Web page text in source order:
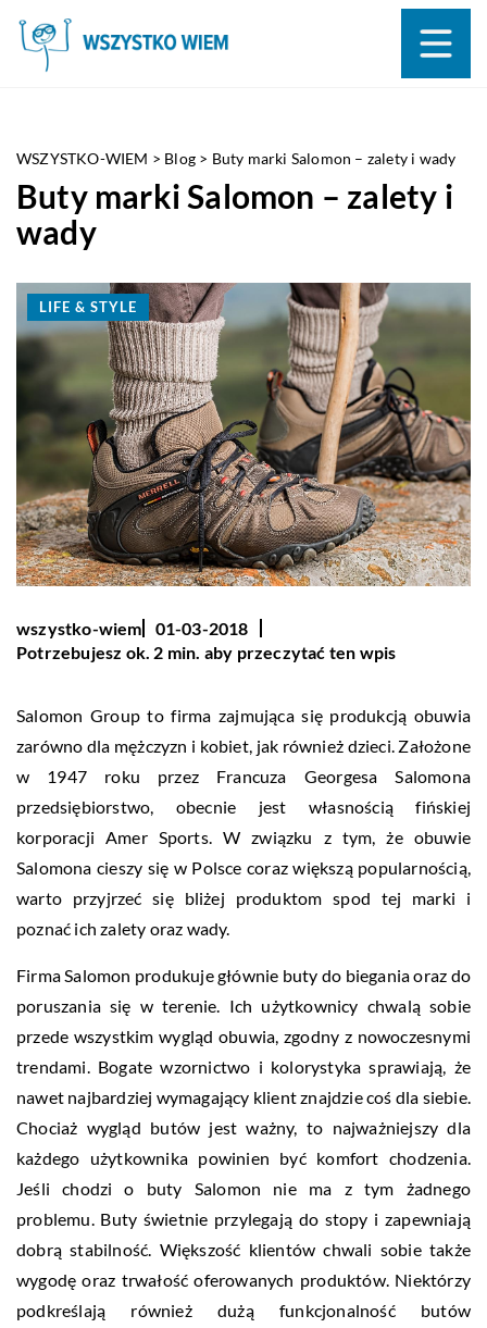
WSZYSTKO-WIEM > Blog > Buty marki Salomon – zalety i wady
Buty marki Salomon – zalety i
wady
LIFE & STYLE
wszystko-wiem
01-03-2018
Potrzebujesz ok. 2 min. aby przeczytać ten wpis
Salomon Group to firma zajmująca się produkcją obuwia
zarówno dla mężczyzn i kobiet, jak również dzieci. Założone
w 1947 roku przez Francuza Georgesa Salomona
przedsiębiorstwo, obecnie jest własnością fińskiej
korporacji Amer Sports. W związku z tym, że obuwie
Salomona cieszy się w Polsce coraz większą popularnością,
warto przyjrzeć się bliżej produktom spod tej marki i
poznać ich zalety oraz wady.
Firma Salomon produkuje głównie buty do biegania oraz do
poruszania się w terenie. Ich użytkownicy chwalą sobie
przede wszystkim wygląd obuwia, zgodny z nowoczesnymi
trendami. Bogate wzornictwo i kolorystyka sprawiają, że
nawet najbardziej wymagający klient znajdzie coś dla siebie.
Chociaż wygląd butów jest ważny, to najważniejszy dla
każdego użytkownika powinien być komfort chodzenia.
Jeśli chodzi o buty Salomon nie ma z tym żadnego
problemu. Buty świetnie przylegają do stopy i zapewniają
dobrą stabilność. Większość klientów chwali sobie także
wygodę oraz trwałość oferowanych produktów. Niektórzy
podkreślają również dużą funkcjonalność butów